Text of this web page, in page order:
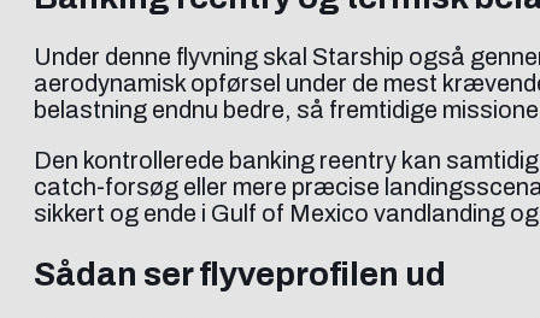
Under denne flyvning skal Starship også
aerodynamisk opførsel under de mest
belastning endnu bedre, så fremtidige
Den kontrollerede banking reentry kan
catch-forsøg eller mere præcise
sikkert og ende i Gulf of Mexico vandlanding
Sådan ser flyveprofilen ud